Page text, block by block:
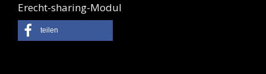
Erecht-sharing-Modul
teilen